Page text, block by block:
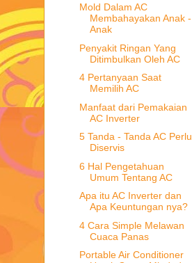
Mold Dalam AC
Membahayakan Anak -
Anak
Penyakit Ringan Yang
Ditimbulkan Oleh AC
4 Pertanyaan Saat
Memilih AC
Manfaat dari Pemakaian
AC Inverter
5 Tanda - Tanda AC Perlu
Diservis
6 Hal Pengetahuan
Umum Tentang AC
Apa itu AC Inverter dan
Apa Keuntungan nya?
4 Cara Simple Melawan
Cuaca Panas
Portable Air Conditioner